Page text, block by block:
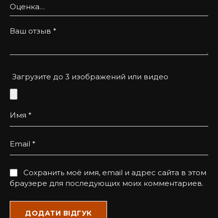
Ваш отзыв *
Загрузите до 3 изображений или видео
Имя *
Email *
Сохранить моё имя, email и адрес сайта в этом
браузере для последующих моих комментариев.